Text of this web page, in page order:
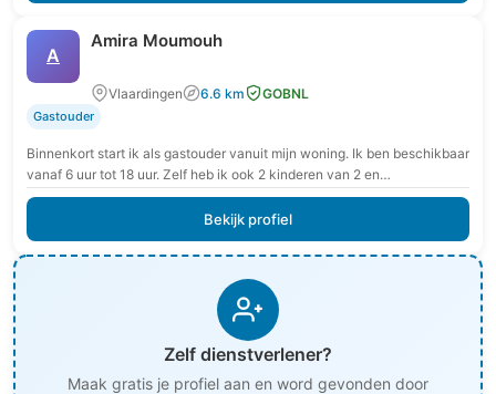
A
Amira Moumouh
Vlaardingen 6.6 km GOBNL
Gastouder
Binnenkort start ik als gastouder vanuit mijn woning. Ik ben beschikbaar
vanaf 6 uur tot 18 uur. Zelf heb ik ook 2 kinderen van 2 en…
Bekijk profiel
Zelf dienstverlener?
Maak gratis je profiel aan en word gevonden door